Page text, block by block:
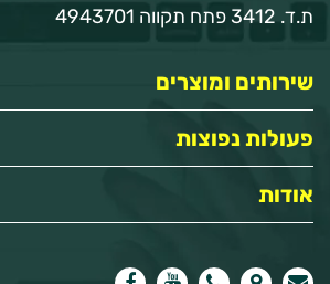
ת.ד. 3412 פתח תקווה 4943701
שירותים ומוצרים
פעולות נפוצות
אודות